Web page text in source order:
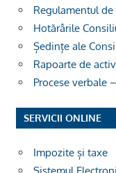
Regulamentul
Hotărârile
Ședințe ale
Rapoarte de
Procese verbale
SERVICII ONLINE
Impozite și taxe